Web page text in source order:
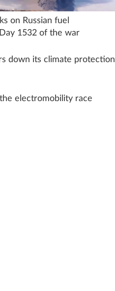
on Russian fuel
1532 of the war
down its climate protection
electromobility race